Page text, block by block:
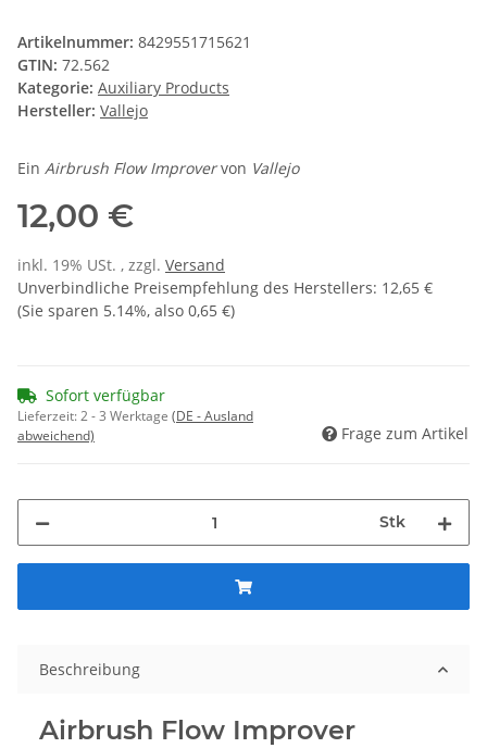
Artikelnummer: 8429551715621
GTIN: 72.562
Kategorie: Auxiliary Products
Hersteller: Vallejo
Ein Airbrush Flow Improvervon Vallejo
12,00 €
inkl. 19% USt. , zzgl. Versand
Unverbindliche Preisempfehlung des Herstellers: 12,65 €
(Sie sparen 5.14%, also 0,65 €)
Sofort verfügbar
Lieferzeit:2 - 3 Werktage (DE - Ausland
abweichend)
Frage zum Artikel
Stk
Beschreibung
Airbrush Flow Improver